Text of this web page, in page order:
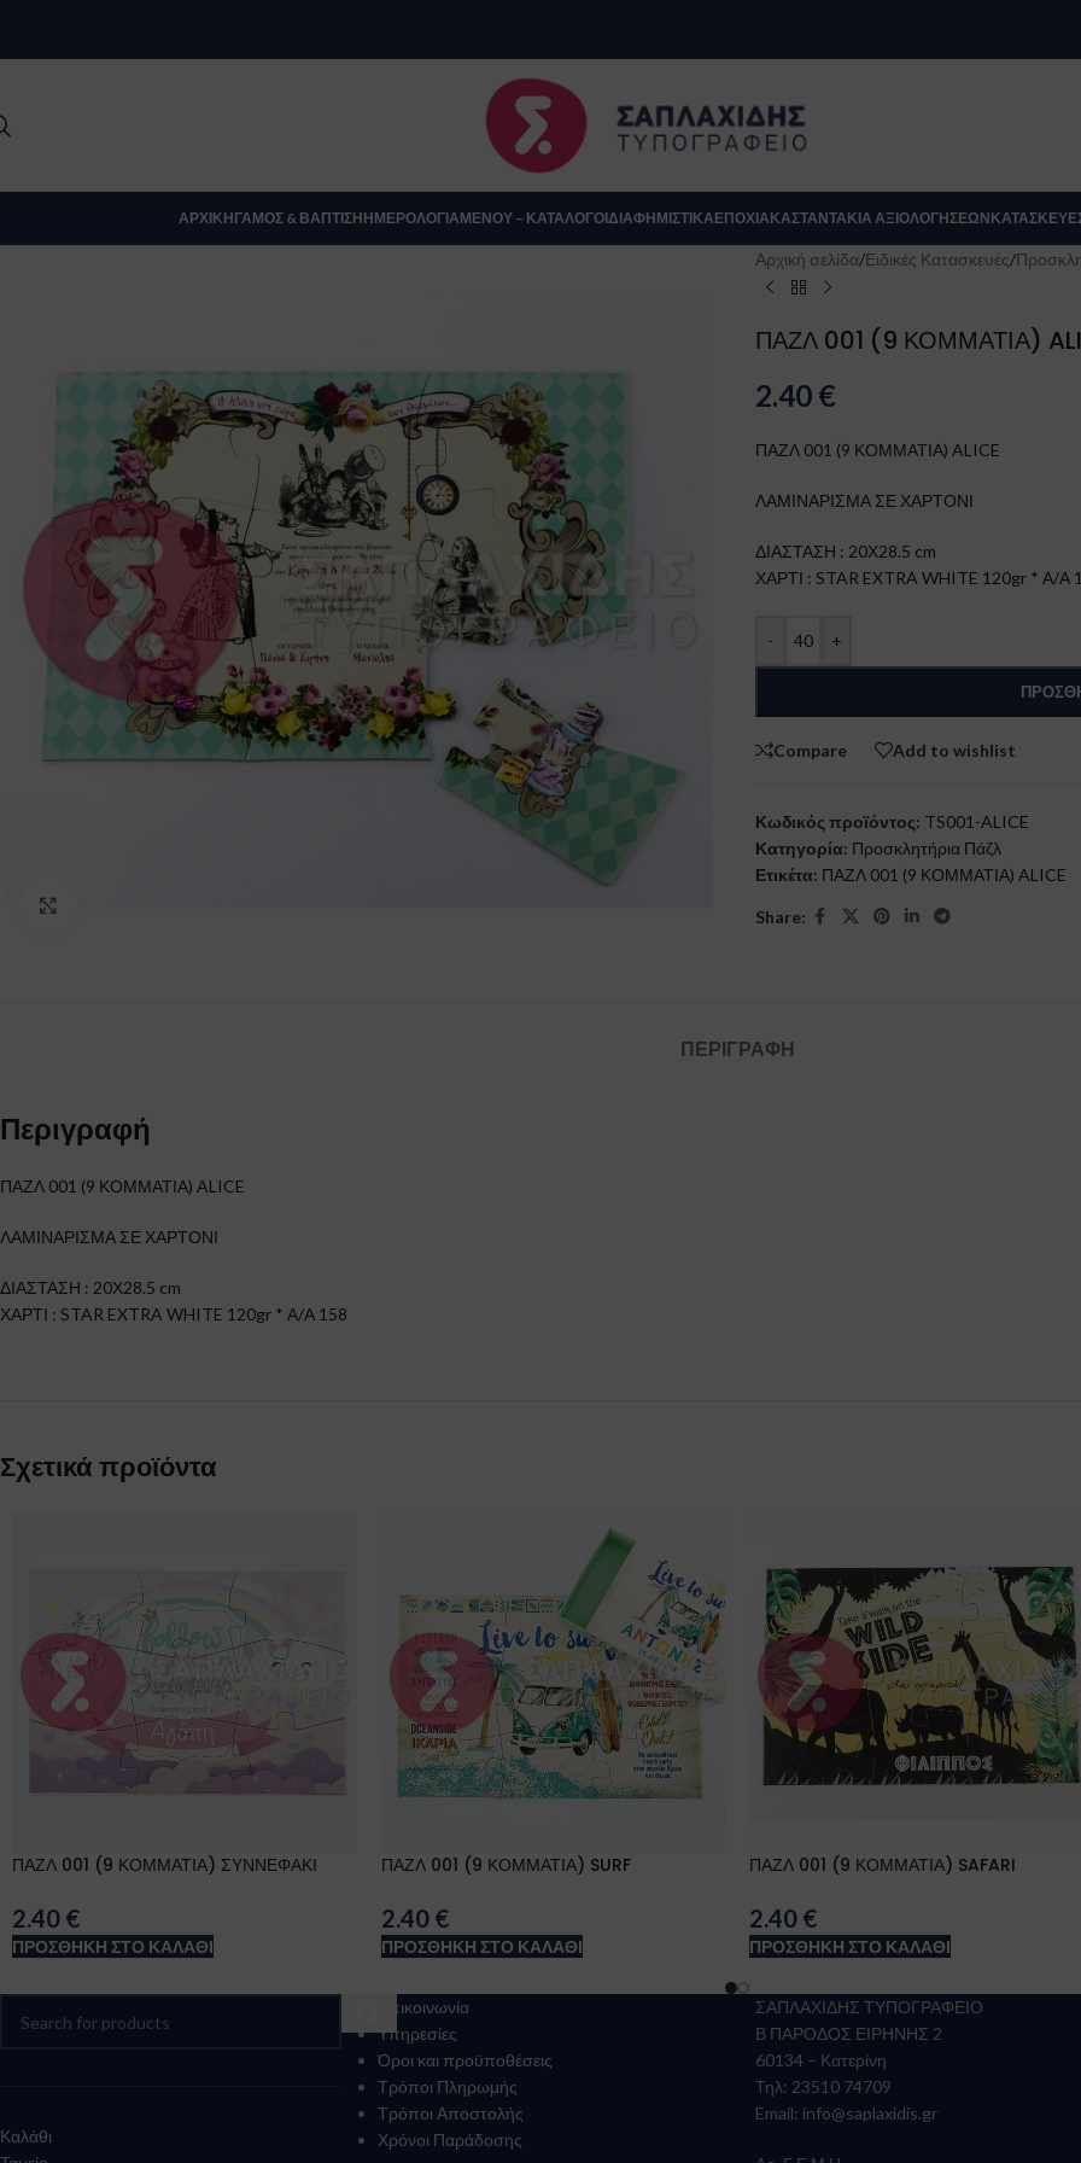
Κλείσιμο
ΑΡΧΙΚΉΓΆΜΟΣ & ΒΆΠΤΙΣΗΗΜΕΡΟΛΌΓΙΑΜΕΝΟΎ – ΚΑΤΆΛΟΓΟΙΔΙΑΦΗΜΙΣΤΙΚΑΕΠΟΧΙΑΚΆΣΤΑΝΤΆΚΙΑ ΑΞΙΟΛΟΓΉΣΕΩΝ
Αρχική σελίδα/Ειδικές Κατασκευές/
ΠΑΖΛ 001 (9 ΚΟΜΜΑΤΙΑ)
2.40 €
ΠΑΖΛ 001 (9 ΚΟΜΜΑΤΙΑ) ALICE
ΛΑΜΙΝΑΡΙΣΜΑ ΣΕ ΧΑΡΤΟΝΙ
ΔΙΑΣΤΑΣΗ : 20Χ28.5 cm
ΧΑΡΤΙ : STAR EXTRA WHITE 120gr * Α/Α
- +
Compare Add to wishlist
Κωδικός προϊόντος: TS001-ALICE
Κατηγορία: Προσκλητήρια Πάζλ
Ετικέτα: ΠΑΖΛ 001 (9 ΚΟΜΜΑΤΙΑ) ALICE
Share:
ΠΕΡΙΓΡΑΦΉ
Περιγραφή
ΠΑΖΛ 001 (9 ΚΟΜΜΑΤΙΑ) ALICE
ΛΑΜΙΝΑΡΙΣΜΑ ΣΕ ΧΑΡΤΟΝΙ
ΔΙΑΣΤΑΣΗ : 20Χ28.5 cm
ΧΑΡΤΙ : STAR EXTRA WHITE 120gr * Α/Α 158
Σχετικά προϊόντα
ΠΑΖΛ 001 (9 ΚΟΜΜΑΤΙΑ) ΣΥΝΝΕΦΑΚΙ
2.40 €
ΠΡΟΣΘΉΚΗ ΣΤΟ ΚΑΛΆΘΙ
ΠΑΖΛ 001 (9 ΚΟΜΜΑΤΙΑ) SURF
2.40 €
ΠΡΟΣΘΉΚΗ ΣΤΟ ΚΑΛΆΘΙ
ΠΑΖΛ 001 (9 ΚΟΜΜΑΤΙΑ) SAFARI
2.40 €
ΠΡΟΣΘΉΚΗ ΣΤΟ ΚΑΛΆΘΙ
Καλάθι
Επικοινωνία
Υπηρεσίες
Όροι και προϋποθέσεις
Τρόποι Πληρωμής
Τρόποι Αποστολής
Χρόνοι Παράδοσης
ΣΑΠΛΑΧΙΔΗΣ ΤΥΠΟΓΡΑΦΕΙΟ
Β ΠΑΡΟΔΟΣ ΕΙΡΗΝΗΣ 2
60134 – Κατερίνη
Τηλ: 23510 74709
Email: info@saplaxidis.gr